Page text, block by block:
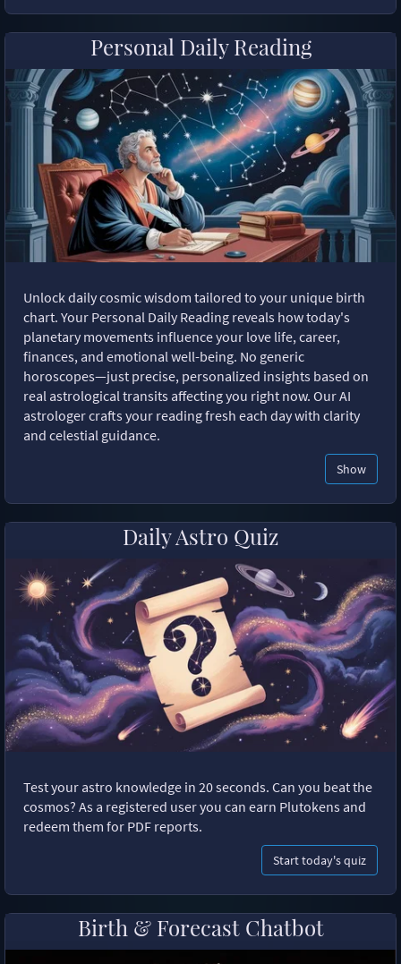
Personal Daily Reading
Unlock daily cosmic wisdom tailored to your unique birth
chart. Your Personal Daily Reading reveals how today's
planetary movements influence your love life, career,
finances, and emotional well-being. No generic
horoscopes—just precise, personalized insights based on
real astrological transits affecting you right now. Our AI
astrologer crafts your reading fresh each day with clarity
and celestial guidance.
Show
Daily Astro Quiz
Test your astro knowledge in 20 seconds. Can you beat the
cosmos? As a registered user you can earn Plutokens and
redeem them for PDF reports.
Start today's quiz
Birth & Forecast Chatbot